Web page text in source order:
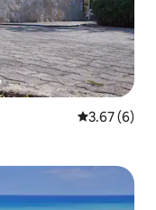
レビュー6
3.67 (6)